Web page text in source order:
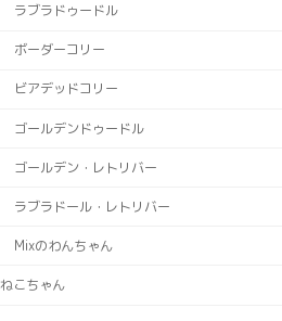
ラブラドゥードル
ボーダーコリー
ビアデッドコリー
ゴールデンドゥードル
ゴールデン・レトリバー
ラブラドール・レトリバー
Mixのわんちゃん
ねこちゃん